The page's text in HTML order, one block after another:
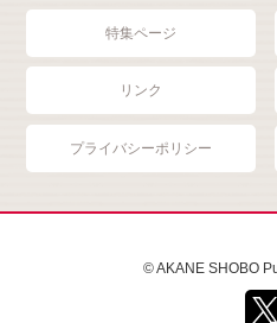
特集ページ
リンク
プライバシーポリシー
© AKANE SHOBO